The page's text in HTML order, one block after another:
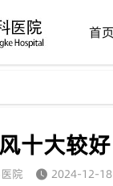
首页
十大较
院 2024-12-18